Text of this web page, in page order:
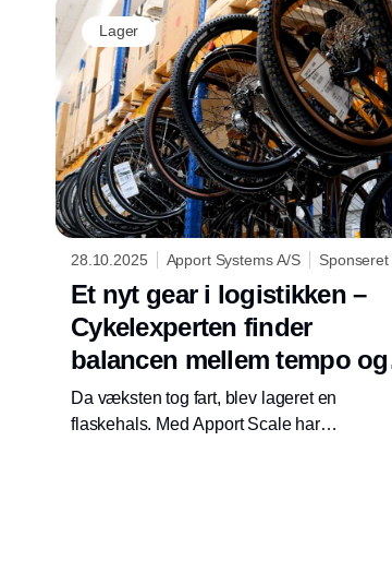
Apport WMS har virksomheden øget
kapaciteten, styrket kontrollen med
og skabt et logistiksetup, der kan følge
væksten i webshoppen.
Lager
28.10.2025 Apport Systems A/S Sponseret
Et nyt gear i logistikken –
Cykelexperten finder
balancen mellem tempo og
overblik
Da væksten tog fart, blev lageret en
flaskehals. Med Apport Scale har